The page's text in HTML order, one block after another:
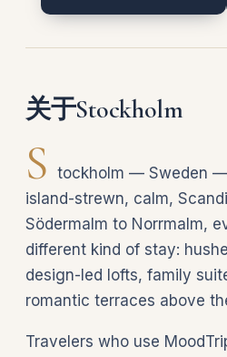
关于Stockholm
S tockholm — Sweden
island-strewn, calm,
Södermalm to Norrmalm,
different kind of stay:
design-led lofts, family
romantic terraces above
Travelers who use